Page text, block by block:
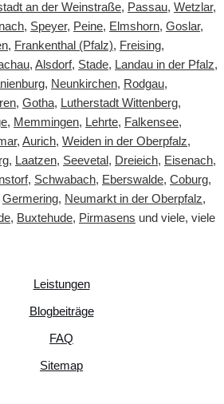
an der Weinstraße, Passau, Wetzlar,
, Speyer, Peine, Elmshorn, Goslar,
, Frankenthal (Pfalz), Freising,
, Alsdorf, Stade, Landau in der Pfalz,
, Neunkirchen, Rodgau,
, Gotha, Lutherstadt Wittenberg,
, Memmingen, Lehrte, Falkensee,
, Aurich, Weiden in der Oberpfalz,
, Laatzen, Seevetal , Dreieich, Eisenach,
, Schwabach, Eberswalde, Coburg,
Germering, Neumarkt in der Oberpfalz,
, Buxtehude, Pirmasens und viele, viele
Leistungen
Blogbeiträge
FAQ
Sitemap